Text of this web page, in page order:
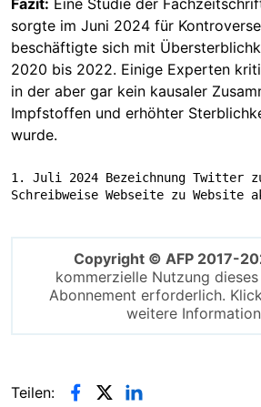
sorgte im Juni 2024 für
beschäftigte sich mit
2020 bis 2022. Einige Experten
in der aber gar kein kausaler
Impfstoffen und erhöhter
wurde.
1. Juli 2024 Bezeichnung Twitter
Schreibweise Webseite zu
Copyright © AFP 2017-
kommerzielle Nutzung
Abonnement erforderlich.
weitere
Teilen: